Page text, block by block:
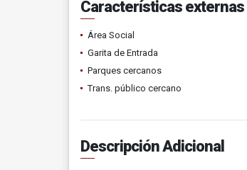
Características externas
Área Social
Garita de Entrada
Parques cercanos
Trans. público cercano
Descripción Adicional